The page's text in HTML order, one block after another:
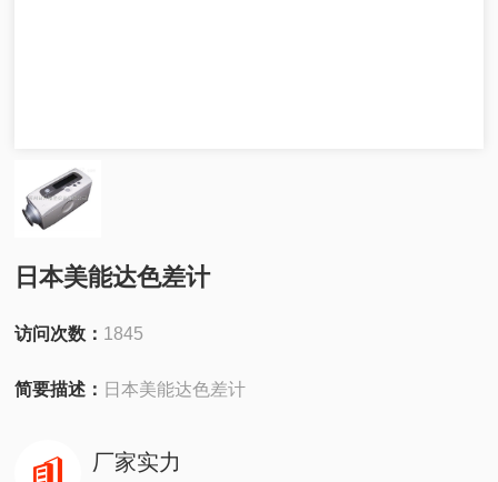
日本美能达色差计
访问次数： 1845
简要描述： 日本美能达色差计
厂家实力